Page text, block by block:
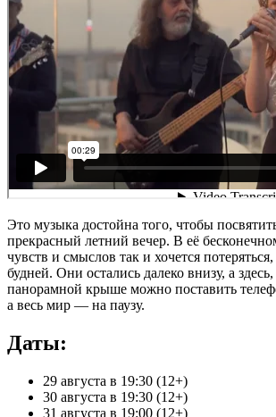
Это музыка достойна того, чтобы
прекрасный летний вечер. В её
чувств и смыслов так и хочется
будней. Они остались далеко внизу, а
панорамной крыше можно поставить
а весь мир — на паузу.
Даты:
29 августа в 19:30 (12+)
30 августа в 19:30 (12+)
31 августа в 19:00 (12+)